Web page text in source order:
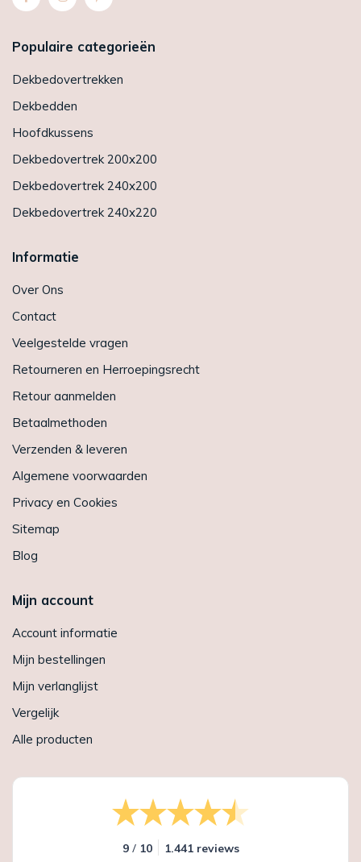
Populaire categorieën
Dekbedovertrekken
Dekbedden
Hoofdkussens
Dekbedovertrek 200x200
Dekbedovertrek 240x200
Dekbedovertrek 240x220
Informatie
Over Ons
Contact
Veelgestelde vragen
Retourneren en Herroepingsrecht
Retour aanmelden
Betaalmethoden
Verzenden & leveren
Algemene voorwaarden
Privacy en Cookies
Sitemap
Blog
Mijn account
Account informatie
Mijn bestellingen
Mijn verlanglijst
Vergelijk
Alle producten
9 / 10 1.441 reviews